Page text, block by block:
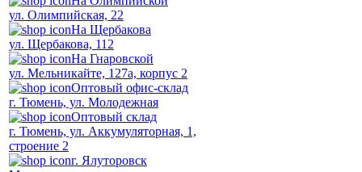
ул. Олимпийская, 22
На Щербакова
ул. Щербакова, 112
На Гнаровской
ул. Мельникайте, 127а, корпус 2
Оптовый офис-склад
г. Тюмень, ул. Молодежная
Оптовый склад
г. Тюмень, ул. Аккумуляторная, 1,
строение 2
г. Ялуторовск